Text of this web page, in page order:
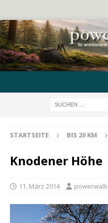
STARTSEITE BIS 20 KM
Knodener Höhe
11. März 2014